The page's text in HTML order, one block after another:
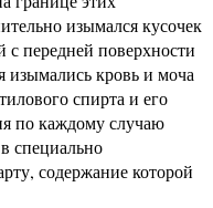
изымался кусочек
с передней поверхности
изымались кровь и моча
спирта и его
по каждому случаю
специально
содержание которой